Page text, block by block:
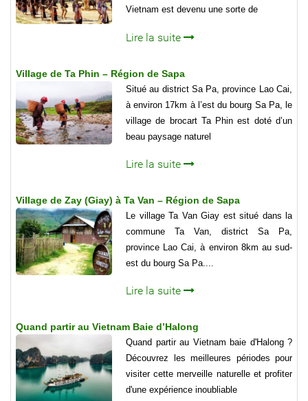
Vietnam est devenu une sorte de
Lire la suite
Village de Ta Phin – Région de Sapa
Situé au district Sa Pa, province Lao Cai,
à environ 17km à l’est du bourg Sa Pa, le
village de brocart Ta Phin est doté d’un
beau paysage naturel
Lire la suite
Village de Zay (Giay) à Ta Van – Région de Sapa
Le village Ta Van Giay est situé dans la
commune Ta Van, district Sa Pa,
province Lao Cai, à environ 8km au sud-
est du bourg Sa Pa....
Lire la suite
Quand partir au Vietnam Baie d’Halong
Quand partir au Vietnam baie d'Halong ?
Découvrez les meilleures périodes pour
visiter cette merveille naturelle et profiter
d'une expérience inoubliable